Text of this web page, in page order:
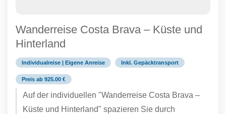
Wanderreise Costa Brava – Küste und
Hinterland
Individualreise | Eigene Anreise Inkl. Gepäcktransport
Preis ab 925.00 €
Auf der individuellen "Wanderreise Costa Brava –
Küste und Hinterland" spazieren Sie durch